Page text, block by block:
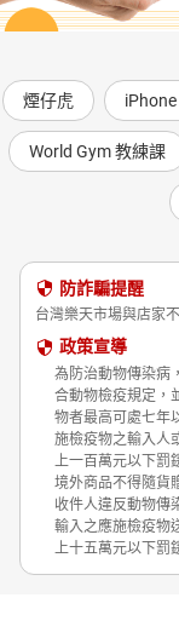
煙仔虎
World Gym 教練課
防詐騙提醒
台灣樂天市場與店家
政策宣導
為防治動物傳染病
合動物檢疫規定，
物者最高可處七年
施檢疫物之輸入人
上一百萬元以下罰
境外商品不得隨貨
收件人違反動物傳
輸入之應施檢疫物
上十五萬元以下罰